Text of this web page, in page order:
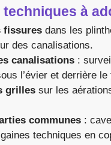
techniques à
fissures dans les
des canalisations.
canalisations :
l’évier et derrière le
grilles sur les
communes :
techniques en